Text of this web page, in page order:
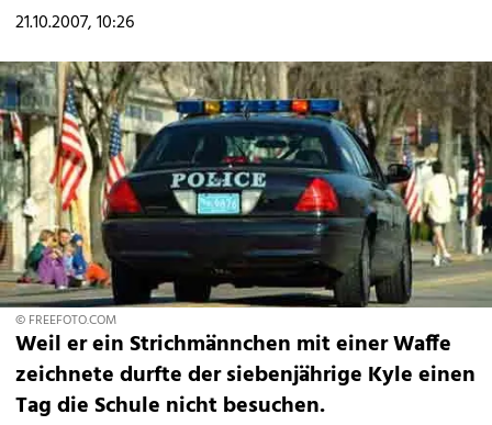
21.10.2007, 10:26
© FREEFOTO.COM
Weil er ein Strichmännchen mit einer Waffe
zeichnete durfte der siebenjährige Kyle einen
Tag die Schule nicht besuchen.